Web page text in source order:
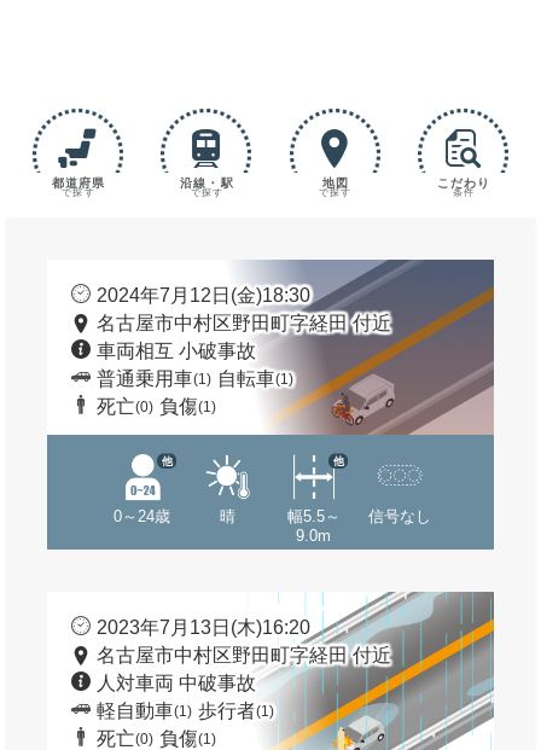
都道府県
で探す
沿線・駅
で探す
地図
で探す
こだわり
条件
2024年7月12日(金)18:30
名古屋市中村区野田町字経田 付近
車両相互 小破事故
普通乗用車(1) 自転車(1)
死亡(0) 負傷(1)
0～24歳
他
晴
幅5.5～
9.0m
他
信号なし
2023年7月13日(木)16:20
名古屋市中村区野田町字経田 付近
人対車両 中破事故
軽自動車(1) 歩行者(1)
死亡(0) 負傷(1)